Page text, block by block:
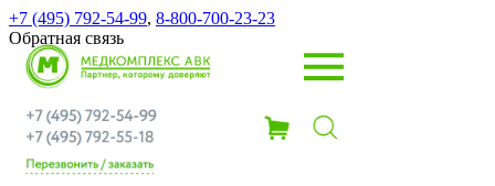
+7 (495) 792-54-99, 8-800-700-23-23
Обратная связь